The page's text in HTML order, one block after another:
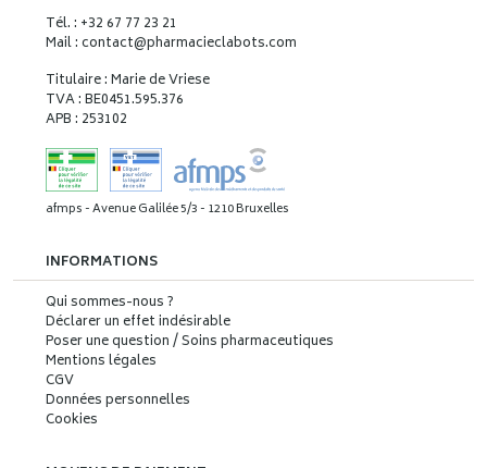
Tél. : +32 67 77 23 21
Mail : contact@pharmacieclabots.com
Titulaire : Marie de Vriese
TVA : BE0451.595.376
APB : 253102
afmps - Avenue Galilée 5/3 - 1210 Bruxelles
INFORMATIONS
Qui sommes-nous ?
Déclarer un effet indésirable
Poser une question / Soins pharmaceutiques
Mentions légales
CGV
Données personnelles
Cookies